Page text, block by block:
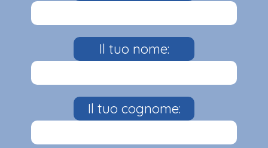
Il tuo nome:
Il tuo cognome: